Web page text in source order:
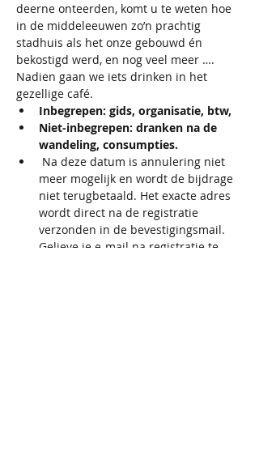
deerne onteerden, komt u te weten hoe
in de middeleeuwen zo’n prachtig
stadhuis als het onze gebouwd én
bekostigd werd, en nog veel meer ….
Nadien gaan we iets drinken in het
gezellige café.
Inbegrepen: gids, organisatie, btw,
Niet-inbegrepen: dranken na de
wandeling, consumpties.
meer mogelijk en wordt de bijdrage
niet terugbetaald. Het exacte adres
wordt direct na de registratie
verzonden in de bevestigingsmail.
Gelieve je e-mail na registratie te